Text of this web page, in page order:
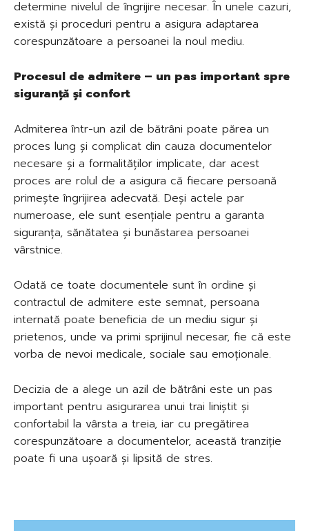
determine nivelul de îngrijire necesar. În unele cazuri,
există și proceduri pentru a asigura adaptarea
corespunzătoare a persoanei la noul mediu.
Procesul de admitere – un pas important spre
siguranță și confort
Admiterea într-un azil de bătrâni poate părea un
proces lung și complicat din cauza documentelor
necesare și a formalităților implicate, dar acest
proces are rolul de a asigura că fiecare persoană
primește îngrijirea adecvată. Deși actele par
numeroase, ele sunt esențiale pentru a garanta
siguranța, sănătatea și bunăstarea persoanei
vârstnice.
Odată ce toate documentele sunt în ordine și
contractul de admitere este semnat, persoana
internată poate beneficia de un mediu sigur și
prietenos, unde va primi sprijinul necesar, fie că este
vorba de nevoi medicale, sociale sau emoționale.
Decizia de a alege un azil de bătrâni este un pas
important pentru asigurarea unui trai liniștit și
confortabil la vârsta a treia, iar cu pregătirea
corespunzătoare a documentelor, această tranziție
poate fi una ușoară și lipsită de stres.